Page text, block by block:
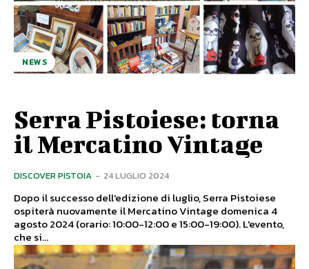
NEWS
Serra Pistoiese: torna
il Mercatino Vintage
DISCOVER PISTOIA - 24 LUGLIO 2024
Dopo il successo dell'edizione di luglio, Serra Pistoiese
ospiterà nuovamente il Mercatino Vintage domenica 4
agosto 2024 (orario: 10:00-12:00 e 15:00-19:00). L'evento,
che si...